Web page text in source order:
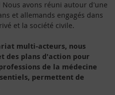
avons réuni autour d'une
et allemands engagés dans
et la société civile.
multi-acteurs, nous
des plans d'action pour
de la médecine
permettent de